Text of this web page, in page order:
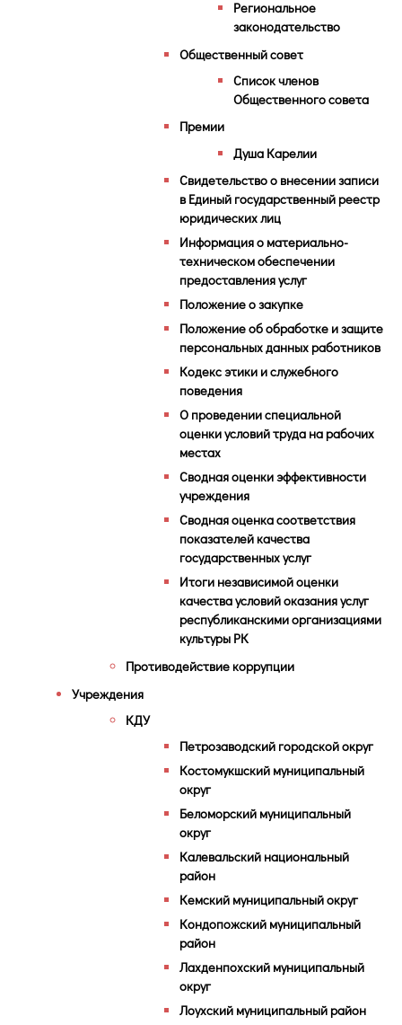
Региональное
законодательство
Общественный совет
Список членов
Общественного совета
Премии
Душа Карелии
Свидетельство о внесении записи
в Единый государственный реестр
юридических лиц
Информация о материально-
техническом обеспечении
предоставления услуг
Положение о закупке
Положение об обработке и защите
персональных данных работников
Кодекс этики и служебного
поведения
О проведении специальной
оценки условий труда на рабочих
местах
Сводная оценки эффективности
учреждения
Сводная оценка соответствия
показателей качества
государственных услуг
Итоги независимой оценки
качества условий оказания услуг
республиканскими организациями
культуры РК
Противодействие коррупции
Учреждения
КДУ
Петрозаводский городской округ
Костомукшский муниципальный
округ
Беломорский муниципальный
округ
Калевальский национальный
район
Кемский муниципальный округ
Кондопожский муниципальный
район
Лахденпохский муниципальный
округ
Лоухский муниципальный район